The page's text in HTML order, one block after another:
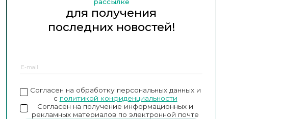
для получения
последних новостей!
Согласен на обработку персональных данных и
с политикой конфиденциальности
Согласен на получение информационных и
рекламных материалов по электронной почте